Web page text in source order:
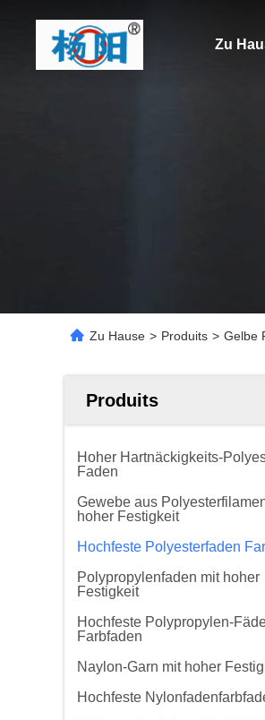
Zu
Zu Hause > Produits > Gelbe
Produits
Hoher Hartnäckigkeits-
Faden
Gewebe aus
hoher Festigkeit
Hochfeste Polyesterfaden
Polypropylenfaden mit hoher
Festigkeit
Hochfeste Polypropylen-
Farbfaden
Naylon-Garn mit hoher
Hochfeste